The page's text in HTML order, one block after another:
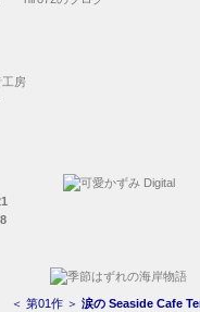
房
＜ 第01作 ＞ 涙の Seaside Cafe